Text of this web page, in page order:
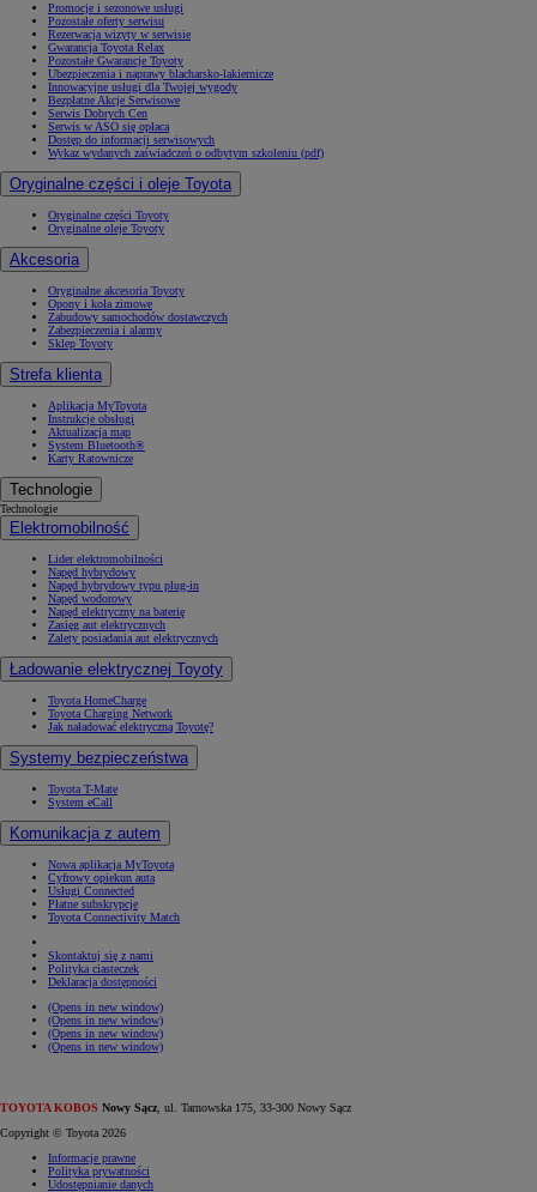
Promocje i sezonowe usługi
Pozostałe oferty serwisu
Rezerwacja wizyty w serwisie
Gwarancja Toyota Relax
Pozostałe Gwarancje Toyoty
Ubezpieczenia i naprawy blacharsko-lakiernicze
Innowacyjne usługi dla Twojej wygody
Bezpłatne Akcje Serwisowe
Serwis Dobrych Cen
Serwis w ASO się opłaca
Dostęp do informacji serwisowych
Wykaz wydanych zaświadczeń o odbytym szkoleniu (pdf)
Oryginalne części i oleje Toyota
Oryginalne części Toyoty
Oryginalne oleje Toyoty
Akcesoria
Oryginalne akcesoria Toyoty
Opony i koła zimowe
Zabudowy samochodów dostawczych
Zabezpieczenia i alarmy
Sklep Toyoty
Strefa klienta
Aplikacja MyToyota
Instrukcje obsługi
Aktualizacja map
System Bluetooth®
Karty Ratownicze
Technologie
Technologie
Elektromobilność
Lider elektromobilności
Napęd hybrydowy
Napęd hybrydowy typu plug-in
Napęd wodorowy
Napęd elektryczny na baterię
Zasięg aut elektrycznych
Zalety posiadania aut elektrycznych
Ładowanie elektrycznej Toyoty
Toyota HomeCharge
Toyota Charging Network
Jak naładować elektryczną Toyotę?
Systemy bezpieczeństwa
Toyota T-Mate
System eCall
Komunikacja z autem
Nowa aplikacja MyToyota
Cyfrowy opiekun auta
Usługi Connected
Płatne subskrypcje
Toyota Connectivity Match
Skontaktuj się z nami
Polityka ciasteczek
Deklaracja dostępności
(Opens in new window)
(Opens in new window)
(Opens in new window)
(Opens in new window)
TOYOTA KOBOS Nowy Sącz , ul. Tarnowska 175, 33-300 Nowy Sącz
Copyright © Toyota 2026
Informacje prawne
Polityka prywatności
Udostępnianie danych